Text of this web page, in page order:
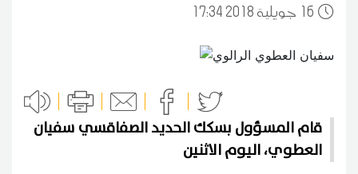
16 17:34 2018 جويلية
قام المسؤول بسكك الحديد الصفاقسي سفيان
العطوي، اليوم الاثنين